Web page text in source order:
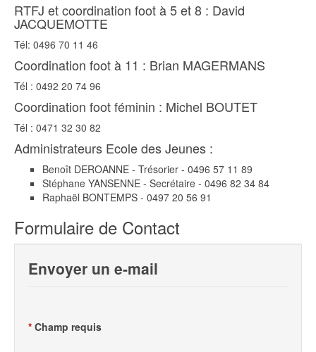
RTFJ et coordination foot à 5 et 8 : David
JACQUEMOTTE
Tél: 0496 70 11 46
Coordination foot à 11 : Brian MAGERMANS
Tél : 0492 20 74 96
Coordination foot féminin : Michel BOUTET
Tél : 0471 32 30 82
Administrateurs Ecole des Jeunes :
Benoît DEROANNE - Trésorier - 0496 57 11 89
Stéphane YANSENNE - Secrétaire - 0496 82 34 84
Raphaël BONTEMPS - 0497 20 56 91
Formulaire de Contact
Envoyer un e-mail
* Champ requis